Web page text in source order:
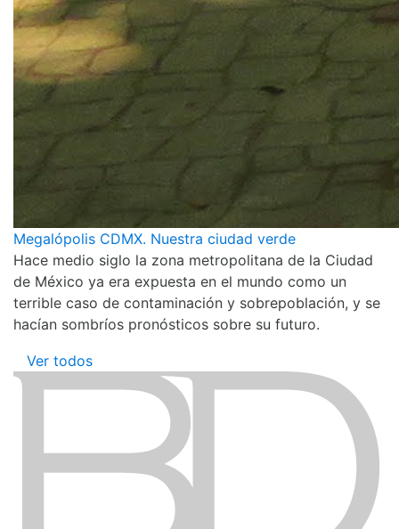
Megalópolis CDMX. Nuestra ciudad verde
Hace medio siglo la zona metropolitana de la Ciudad
de México ya era expuesta en el mundo como un
terrible caso de contaminación y sobrepoblación, y se
hacían sombríos pronósticos sobre su futuro.
Ver todos